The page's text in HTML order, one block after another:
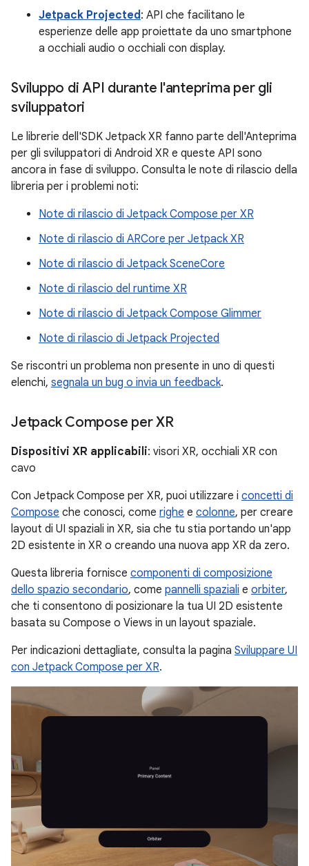
Jetpack Projected : API che facilitano le
esperienze delle app proiettate da uno smartphone
a occhiali audio o occhiali con display.
Sviluppo di API durante l'anteprima per gli
sviluppatori
Le librerie dell'SDK Jetpack XR fanno parte dell'Anteprima
per gli sviluppatori di Android XR e queste API sono
ancora in fase di sviluppo. Consulta le note di rilascio della
libreria per i problemi noti:
Note di rilascio di Jetpack Compose per XR
Note di rilascio di ARCore per Jetpack XR
Note di rilascio di Jetpack SceneCore
Note di rilascio del runtime XR
Note di rilascio di Jetpack Compose Glimmer
Note di rilascio di Jetpack Projected
Se riscontri un problema non presente in uno di questi
elenchi, segnala un bug o invia un feedback.
Jetpack Compose per XR
Dispositivi XR applicabili: visori XR, occhiali XR con
cavo
Con Jetpack Compose per XR, puoi utilizzare i concetti di
Compose che conosci, come righe e colonne, per creare
layout di UI spaziali in XR, sia che tu stia portando un'app
2D esistente in XR o creando una nuova app XR da zero.
Questa libreria fornisce componenti di composizione
dello spazio secondario, come pannelli spaziali e orbiter,
che ti consentono di posizionare la tua UI 2D esistente
basata su Compose o Views in un layout spaziale.
Per indicazioni dettagliate, consulta la pagina Sviluppare UI
con Jetpack Compose per XR.